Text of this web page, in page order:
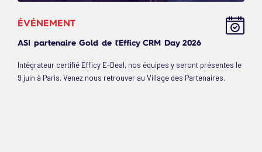
ÉVÉNEMENT
ASI partenaire Gold de l'Efficy CRM Day 2026
Intégrateur certifié Efficy E-Deal, nos équipes y seront présentes le
9 juin à Paris. Venez nous retrouver au Village des Partenaires.